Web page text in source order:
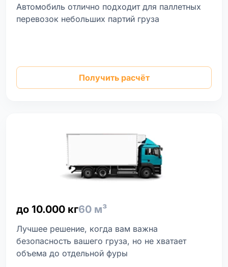
Автомобиль отлично подходит для паллетных
перевозок небольших партий груза
Получить расчёт
до 10.000 кг60 м³
Лучшее решение, когда вам важна
безопасность вашего груза, но не хватает
объема до отдельной фуры